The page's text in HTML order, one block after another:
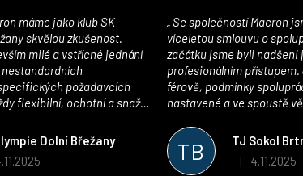
Dolní Břežany
obchodu je 5 z 5 hvězdiček.
skvělou zkušenost.
milé a vstřícné jednání
požadavcích
flexibilní, ochotní a snaží
potřebám
TB
TJ Sokol
Hodnocení
| 4.11.2025
víceletou smlouvu o
začátku jsme byli nadšeni
profesionálním
férově, podmínky
nastavené a ve spoustě
velmi kvalitní a příjemné
oceňujeme také vytvoření
který je perfektně